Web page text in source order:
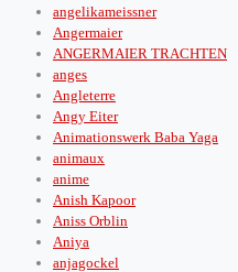
angelikameissner
Angermaier
ANGERMAIER TRACHTEN
anges
Angleterre
Angy Eiter
Animationswerk Baba Yaga
animaux
anime
Anish Kapoor
Aniss Orblin
Aniya
anjagockel